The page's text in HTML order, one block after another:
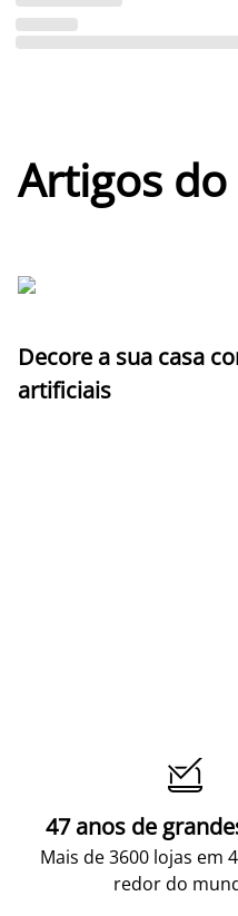
Artigos
Decore a sua casa
artificiais

47 anos de
Mais de 3600 lojas em
redor do